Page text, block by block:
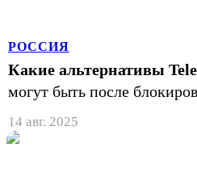
РОССИЯ
Какие альтернативы
могут быть после
14 авг. 2025